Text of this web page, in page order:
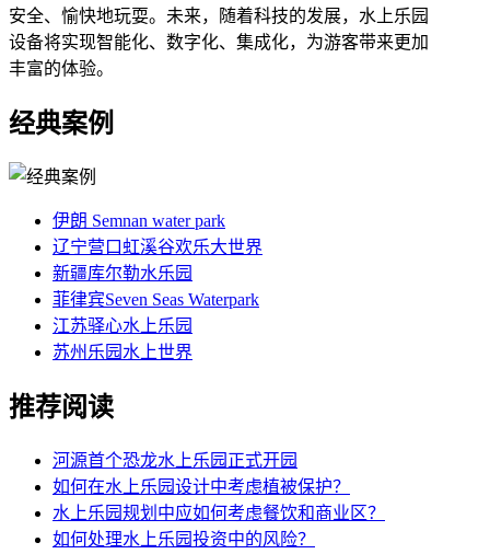
安全、愉快地玩耍。未来，随着科技的发展，水上乐园
设备将实现智能化、数字化、集成化，为游客带来更加
丰富的体验。
经典案例
伊朗 Semnan water park
辽宁营口虹溪谷欢乐大世界
新疆库尔勒水乐园
菲律宾Seven Seas Waterpark
江苏驿心水上乐园
苏州乐园水上世界
推荐阅读
河源首个恐龙水上乐园正式开园
如何在水上乐园设计中考虑植被保护？
水上乐园规划中应如何考虑餐饮和商业区？
如何处理水上乐园投资中的风险？